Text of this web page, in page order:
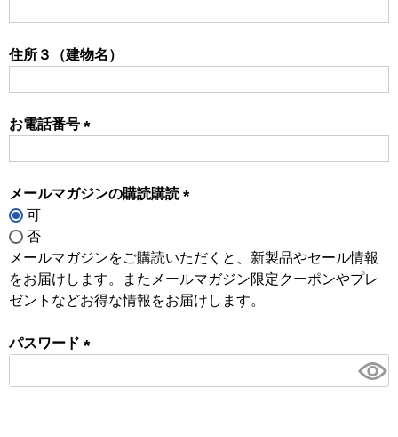
住所３（建物名）
お電話番号
メールマガジンの購読購読
可
否
メールマガジンをご購読いただくと、新製品やセール情報
をお届けします。またメールマガジン限定クーポンやプレ
ゼントなどお得な情報をお届けします。
パスワード
須)